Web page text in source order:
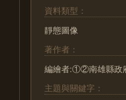
資料類型：
靜態圖像
著作者：
編繪者:①②南雄縣政
主題與關鍵字：